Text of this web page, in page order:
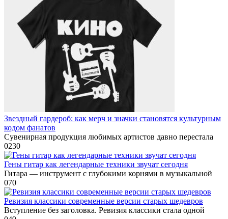
Звездный гардероб: как мерч и значки становятся культурным
кодом фанатов
Сувенирная продукция любимых артистов давно перестала
0230
Гены гитар как легендарные техники звучат сегодня
Гитара — инструмент с глубокими корнями в музыкальной
070
Ревизия классики современные версии старых шедевров
Вступление без заголовка. Ревизия классики стала одной